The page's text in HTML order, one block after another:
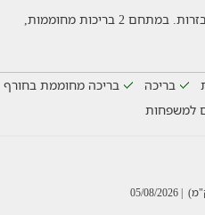
נופש משפחתי בסוויטות מעוצבות ומאובזרות. במתחם 2 בריכות מחוממות,
בריכה בריכה מחוממת בחורף
למשפחות
| 05/08/2026